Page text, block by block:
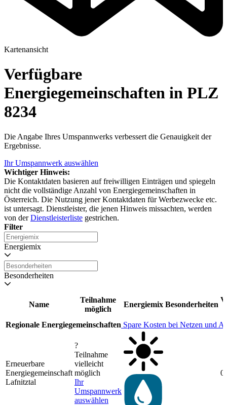
Kartenansicht
Verfügbare
Energiegemeinschaften in PLZ
8234
Die Angabe Ihres Umspannwerks verbessert die Genauigkeit der
Ergebnisse.
Ihr Umspannwerk auswählen
Wichtiger Hinweis:
Die Kontaktdaten basieren auf freiwilligen Einträgen und spiegeln
nicht die vollständige Anzahl von Energiegemeinschaften in
Österreich. Die Nutzung jener Kontaktdaten für Werbezwecke etc.
ist untersagt. Dienstleister, die jenen Hinweis missachten, werden
von derDienstleisterliste gestrichen.
Filter
Energiemix
Besonderheiten
Name
Teilnahme
möglich
Energiemix Besonderheiten
Regionale Energiegemeinschaften Spare Kosten bei Netzen und
Erneuerbare
Energiegemeinschaft
Lafnitztal
?
Teilnahme
vielleicht
möglich
Ihr
Umspannwerk
auswählen
0